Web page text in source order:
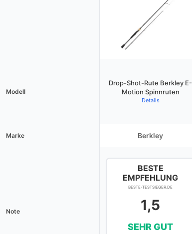
Modell
Drop-Shot-Rute Berkley E-
Motion Spinnruten
Details
Marke Berkley
Note
BESTE
EMPFEHLUNG
BESTE-TESTSIEGER.DE
1,5
SEHR GUT